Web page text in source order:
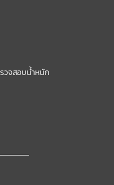
วจสอบน้ำหนัก